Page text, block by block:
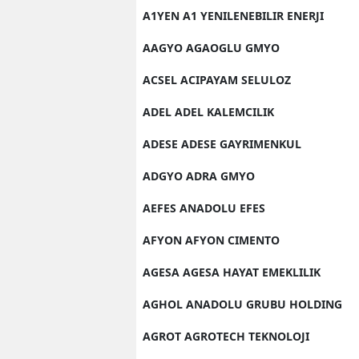
A1YEN A1 YENILENEBILIR ENERJI
AAGYO AGAOGLU GMYO
ACSEL ACIPAYAM SELULOZ
ADEL ADEL KALEMCILIK
ADESE ADESE GAYRIMENKUL
ADGYO ADRA GMYO
AEFES ANADOLU EFES
AFYON AFYON CIMENTO
AGESA AGESA HAYAT EMEKLILIK
AGHOL ANADOLU GRUBU HOLDING
AGROT AGROTECH TEKNOLOJI